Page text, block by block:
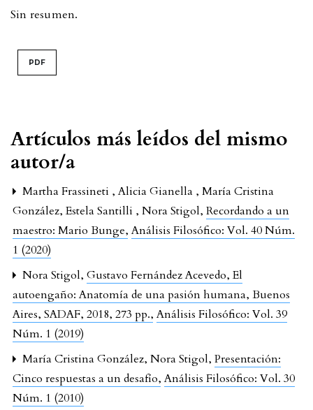
Sin resumen.
PDF
Artículos más leídos del mismo
autor/a
Martha Frassineti , Alicia Gianella , María Cristina
González, Estela Santilli , Nora Stigol, Recordando a un
maestro: Mario Bunge,Análisis Filosófico: Vol. 40 Núm.
1 (2020)
Nora Stigol, Gustavo Fernández Acevedo, El
autoengaño: Anatomía de una pasión humana, Buenos
Aires, SADAF, 2018, 273 pp.,Análisis Filosófico: Vol. 39
Núm. 1 (2019)
María Cristina González, Nora Stigol, Presentación:
Cinco respuestas a un desafío,Análisis Filosófico: Vol. 30
Núm. 1 (2010)